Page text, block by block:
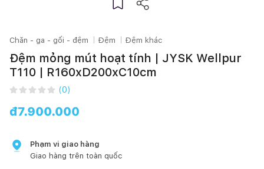
Chăn - ga - gối - đệm Đệm Đệm khác
Đệm mỏng mút hoạt tính | JYSK Wellpur
T110 | R160xD200xC10cm
(0)
đ7.900.000
Phạm vi giao hàng
Giao hàng trên toàn quốc